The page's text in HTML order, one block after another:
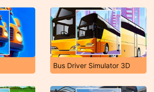
Bus Driver Simulator 3D